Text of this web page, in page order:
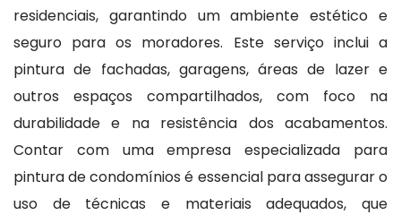
residenciais, garantindo um ambiente estético e
seguro para os moradores. Este serviço inclui a
pintura de fachadas, garagens, áreas de lazer e
outros espaços compartilhados, com foco na
durabilidade e na resistência dos acabamentos.
Contar com uma empresa especializada para
pintura de condomínios é essencial para assegurar o
uso de técnicas e materiais adequados, que